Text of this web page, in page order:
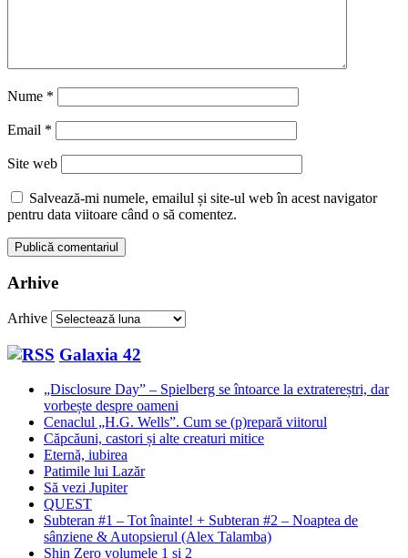
Nume *
Email *
Site web
Salvează-mi numele, emailul și site-ul web în acest navigator
pentru data viitoare când o să comentez.
Arhive
Arhive
Galaxia 42
„Disclosure Day” – Spielberg se întoarce la extratereștri, dar
vorbește despre oameni
Cenaclul „H.G. Wells”. Cum se (p)repară viitorul
Căpcăuni, castori și alte creaturi mitice
Eternă, iubirea
Patimile lui Lazăr
Să vezi Jupiter
QUEST
Subteran #1 – Tot înainte! + Subteran #2 – Noaptea de
sânziene & Autopsierul (Alex Talamba)
Shin Zero volumele 1 și 2